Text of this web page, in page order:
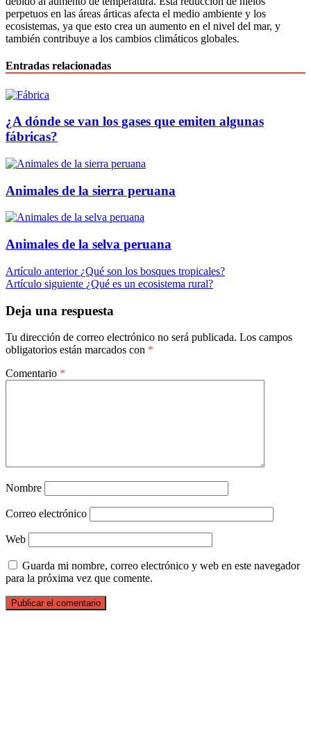
perpetuos en las áreas árticas afecta el medio ambiente y los
ecosistemas, ya que esto crea un aumento en el nivel del mar, y
también contribuye a los cambios climáticos globales.
Entradas relacionadas
¿A dónde se van los gases que emiten algunas
fábricas?
Animales de la sierra peruana
Animales de la selva peruana
Navegación
de
entradas
Artículo anterior ¿Qué son los bosques tropicales?
Artículo siguiente ¿Qué es un ecosistema rural?
Deja una respuesta
Tu dirección de correo electrónico no será publicada. Los campos
obligatorios están marcados con *
Comentario *
Nombre
Correo electrónico
Web
Guarda mi nombre, correo electrónico y web en este navegador
para la próxima vez que comente.